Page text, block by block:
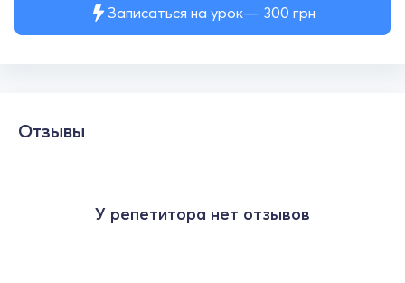
Записаться на урок 300 грн
Отзывы
У репетитора нет отзывов